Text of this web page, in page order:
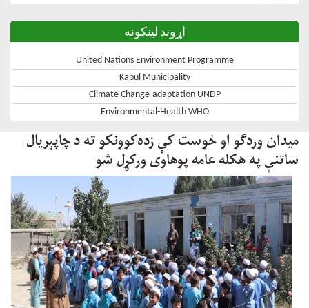
اړوند لینکونه
United Nations Environment Programme
Kabul Municipality
Climate Change-adaptation UNDP
Environmental-Health WHO
میدان وردګو او خوست کې زده‌کوونکو ته د چاپېریال
ساتنې په هکله عامه پوهاوی ورکړل شو